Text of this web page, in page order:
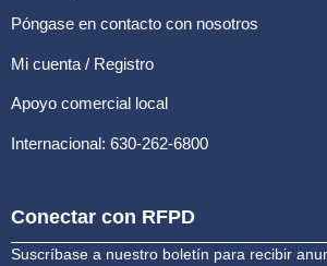
Póngase en contacto con nosotros
Mi cuenta / Registro
Apoyo comercial local
Internacional: 630-262-6800
Conectar con RFPD
Suscríbase a nuestro boletín para recibir